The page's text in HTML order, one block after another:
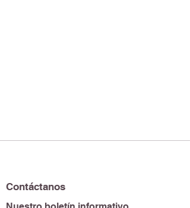
Contáctanos